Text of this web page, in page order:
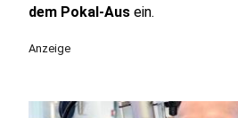
dem Pokal-Aus ein.
Anzeige